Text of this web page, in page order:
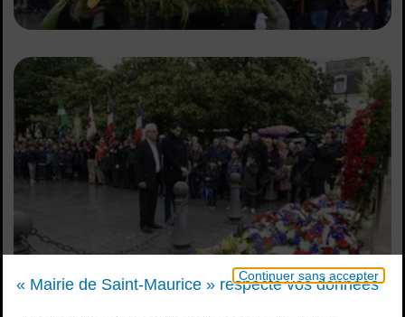
Continuer sans accepter
« Mairie de Saint-Maurice » respecte vos données